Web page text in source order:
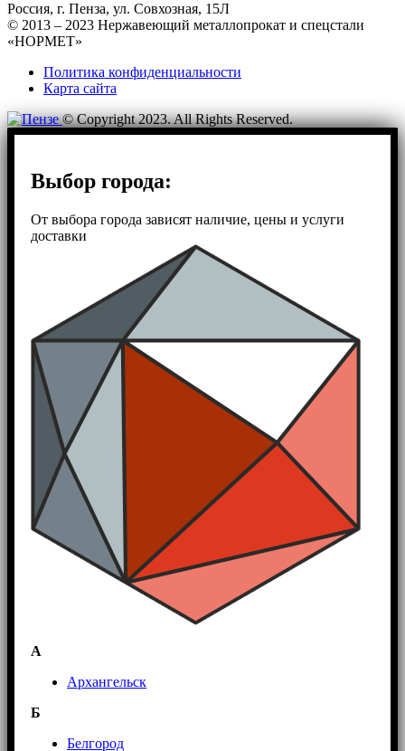
Россия, г. Пенза, ул. Совхозная, 15Л
© 2013 – 2023 Нержавеющий металлопрокат и спецстали
«НОРМЕТ»
Политика конфиденциальности
Карта сайта
© Copyright 2023. All Rights Reserved.
Выбор города:
От выбора города зависят наличие, цены и услуги
доставки
А
Архангельск
Б
Белгород